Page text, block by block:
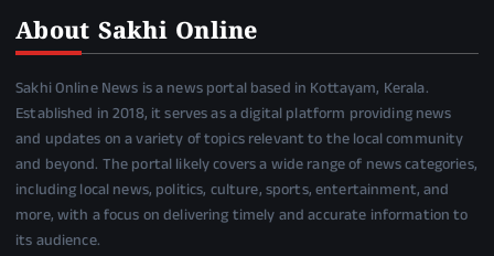
About Sakhi Online
Sakhi Online News is a news portal based in Kottayam, Kerala.
Established in 2018, it serves as a digital platform providing news
and updates on a variety of topics relevant to the local community
and beyond. The portal likely covers a wide range of news categories,
including local news, politics, culture, sports, entertainment, and
more, with a focus on delivering timely and accurate information to
its audience.